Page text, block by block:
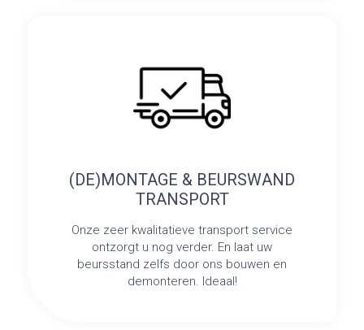
(DE)MONTAGE & BEURSWAND
TRANSPORT
Onze zeer kwalitatieve transport service
ontzorgt u nog verder. En laat uw
beursstand zelfs door ons bouwen en
demonteren. Ideaal!